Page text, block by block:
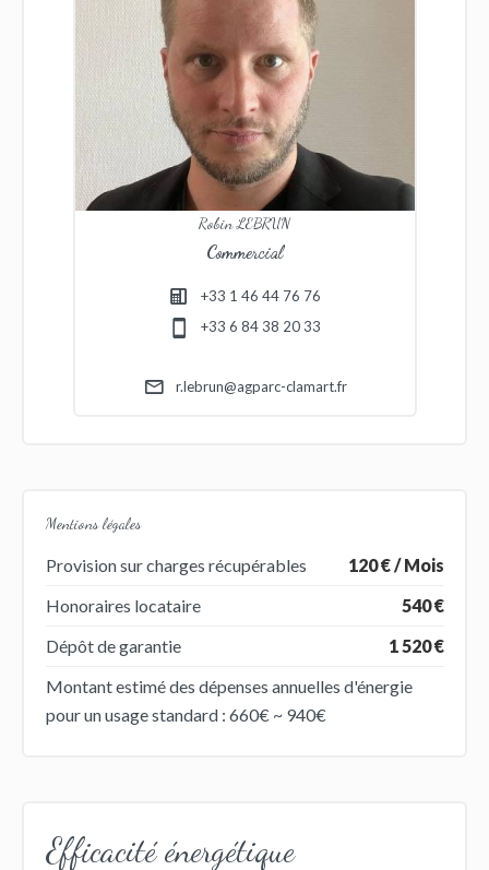
Robin LEBRUN
Commercial
+33 1 46 44 76 76
+33 6 84 38 20 33
r.lebrun@agparc-clamart.fr
Mentions légales
Provision sur charges récupérables
120 € / Mois
Honoraires locataire
540 €
Dépôt de garantie
1 520 €
Montant estimé des dépenses annuelles d'énergie
pour un usage standard : 660€ ~ 940€
Efficacité énergétique